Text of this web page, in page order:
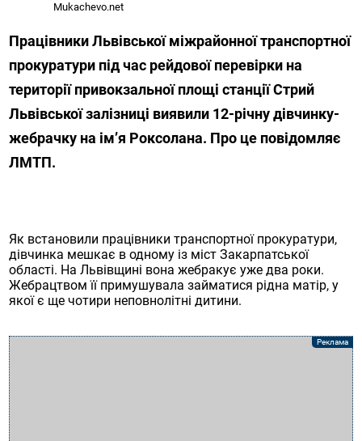
Mukachevo.net
Працівники Львівської міжрайонної транспортної
прокуратури під час рейдової перевірки на
території привокзальної площі станції Стрий
Львівської залізниці виявили 12-річну дівчинку-
жебрачку на ім’я Роксолана. Про це повідомляє
ЛМТП.
Як встановили працівники транспортної прокуратури,
дівчинка мешкає в одному із міст Закарпатської
області. На Львівщині вона жебракує уже два роки.
Жебрацтвом її примушувала займатися рідна матір, у
якої є ще чотири неповнолітні дитини.